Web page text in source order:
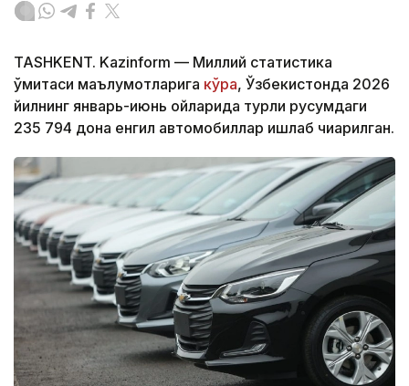
TASHKENT. Kazinform — Миллий статистика
қўмитаси маълумотларига кўра, Ўзбекистонда 2026
йилнинг январь-июнь ойларида турли русумдаги
235 794 дона енгил автомобиллар ишлаб чиқарилган.